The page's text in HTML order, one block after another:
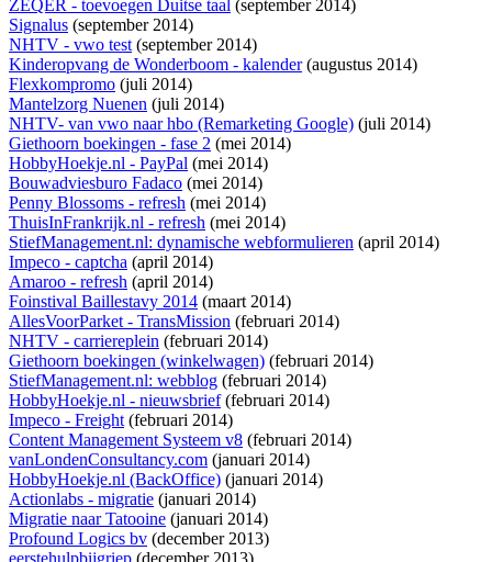
ZEQER - toevoegen Duitse taal (september 2014)
Signalus (september 2014)
NHTV - vwo test(september 2014)
Kinderopvang de Wonderboom - kalender(augustus 2014)
Flexkompromo (juli 2014)
Mantelzorg Nuenen (juli 2014)
NHTV- van vwo naar hbo (Remarketing Google) (juli 2014)
Giethoorn boekingen - fase 2 (mei 2014)
HobbyHoekje.nl - PayPal (mei 2014)
Bouwadviesburo Fadaco (mei 2014)
Penny Blossoms - refresh (mei 2014)
ThuisInFrankrijk.nl - refresh (mei 2014)
StiefManagement.nl: dynamische webformulieren (april 2014)
Impeco - captcha (april 2014)
Amaroo - refresh (april 2014)
Foinstival Baillestavy 2014 (maart 2014)
AllesVoorParket - TransMission (februari 2014)
NHTV - carriereplein (februari 2014)
Giethoorn boekingen (winkelwagen) (februari 2014)
StiefManagement.nl: webblog (februari 2014)
HobbyHoekje.nl - nieuwsbrief(februari 2014)
Impeco - Freight(februari 2014)
Content Management Systeem v8 (februari 2014)
vanLondenConsultancy.com (januari 2014)
HobbyHoekje.nl (BackOffice) (januari 2014)
Actionlabs - migratie (januari 2014)
Migratie naar Tatooine (januari 2014)
Profound Logics bv (december 2013)